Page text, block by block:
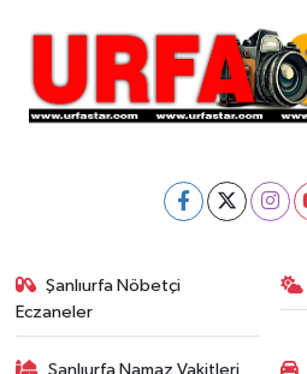
Şanlıurfa Nöbetçi
Eczaneler
Şanlıurfa Namaz Vakitleri